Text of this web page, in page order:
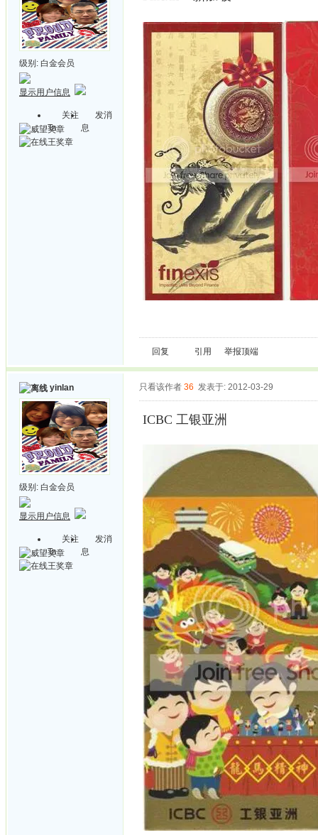
级别: 白金会员
显示用户信息
关注
Ta
发消
息
回复 引用 举报顶端
yinlan
级别: 白金会员
显示用户信息
关注
Ta
发消
息
只看该作者 36 发表于: 2012-03-29
ICBC 工银亚洲